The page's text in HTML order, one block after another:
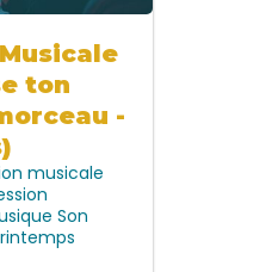
ton
-
musicale
Son